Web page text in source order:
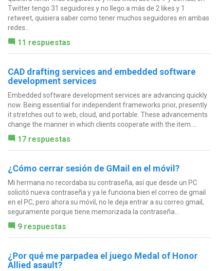
Twitter tengo 31 seguidores y no llego a más de 2 likes y 1
retweet, quisiera saber como tener muchos seguidores en ambas
redes...
11 respuestas
CAD drafting services and embedded software
development services
Embedded software development services are advancing quickly
now. Being essential for independent frameworks prior, presently
it stretches out to web, cloud, and portable. These advancements
change the manner in which clients cooperate with the item....
17 respuestas
¿Cómo cerrar sesión de GMail en el móvil?
Mi hermana no recordaba su contraseña, así que desde un PC
solicitó nueva contraseña y ya le funciona bien el correo de gmail
en el PC, pero ahora su móvil, no le deja entrar a su correo gmail,
seguramente porque tiene memorizada la contraseña...
9 respuestas
¿Por qué me parpadea el juego Medal of Honor
Allied asault?